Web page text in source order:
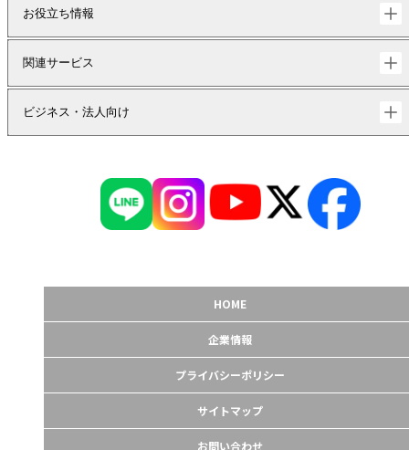
お役立ち情報
関連サービス
ビジネス・法人向け
HOME
企業情報
プライバシーポリシー
サイトマップ
お問い合わせ